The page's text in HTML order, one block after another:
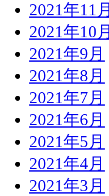
2021年11月
2021年10月
2021年9月
2021年8月
2021年7月
2021年6月
2021年5月
2021年4月
2021年3月